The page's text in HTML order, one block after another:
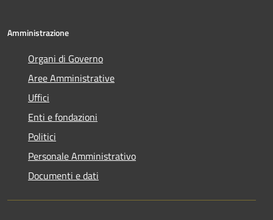
Amministrazione
Organi di Governo
Aree Amministrative
Uffici
Enti e fondazioni
Politici
Personale Amministrativo
Documenti e dati